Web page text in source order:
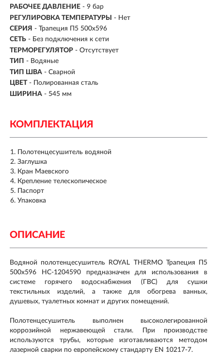
РАБОЧЕЕ ДАВЛЕНИЕ - 9 бар
РЕГУЛИРОВКА ТЕМПЕРАТУРЫ
- Нет
СЕРИЯ - Трапеция П5 500x596
СЕТЬ - Без подключения к сети
ТЕРМОРЕГУЛЯТОР - Отсутствует
ТИП - Водяные
ТИП ШВА - Сварной
ЦВЕТ - Полированная сталь
ШИРИНА - 545 мм
КОМПЛЕКТАЦИЯ
Полотенцесушитель водяной
Заглушка
Кран Маевского
Крепление телескопическое
Паспорт
Упаковка
ОПИСАНИЕ
Водяной полотенцесушитель ROYAL THERMO Трапеция П5
500x596 НС-1204590 предназначен для использования в
системе горячего водоснабжения (ГВС) для сушки
текстильных изделий, а также для обогрева ванных,
душевых, туалетных комнат и других помещений.
Полотенцесушитель выполнен высоколегированной
коррозийной нержавеющей стали. При производстве
используются трубы, которые изготавливаются методом
лазерной сварки по европейскому стандарту EN 10217-7.